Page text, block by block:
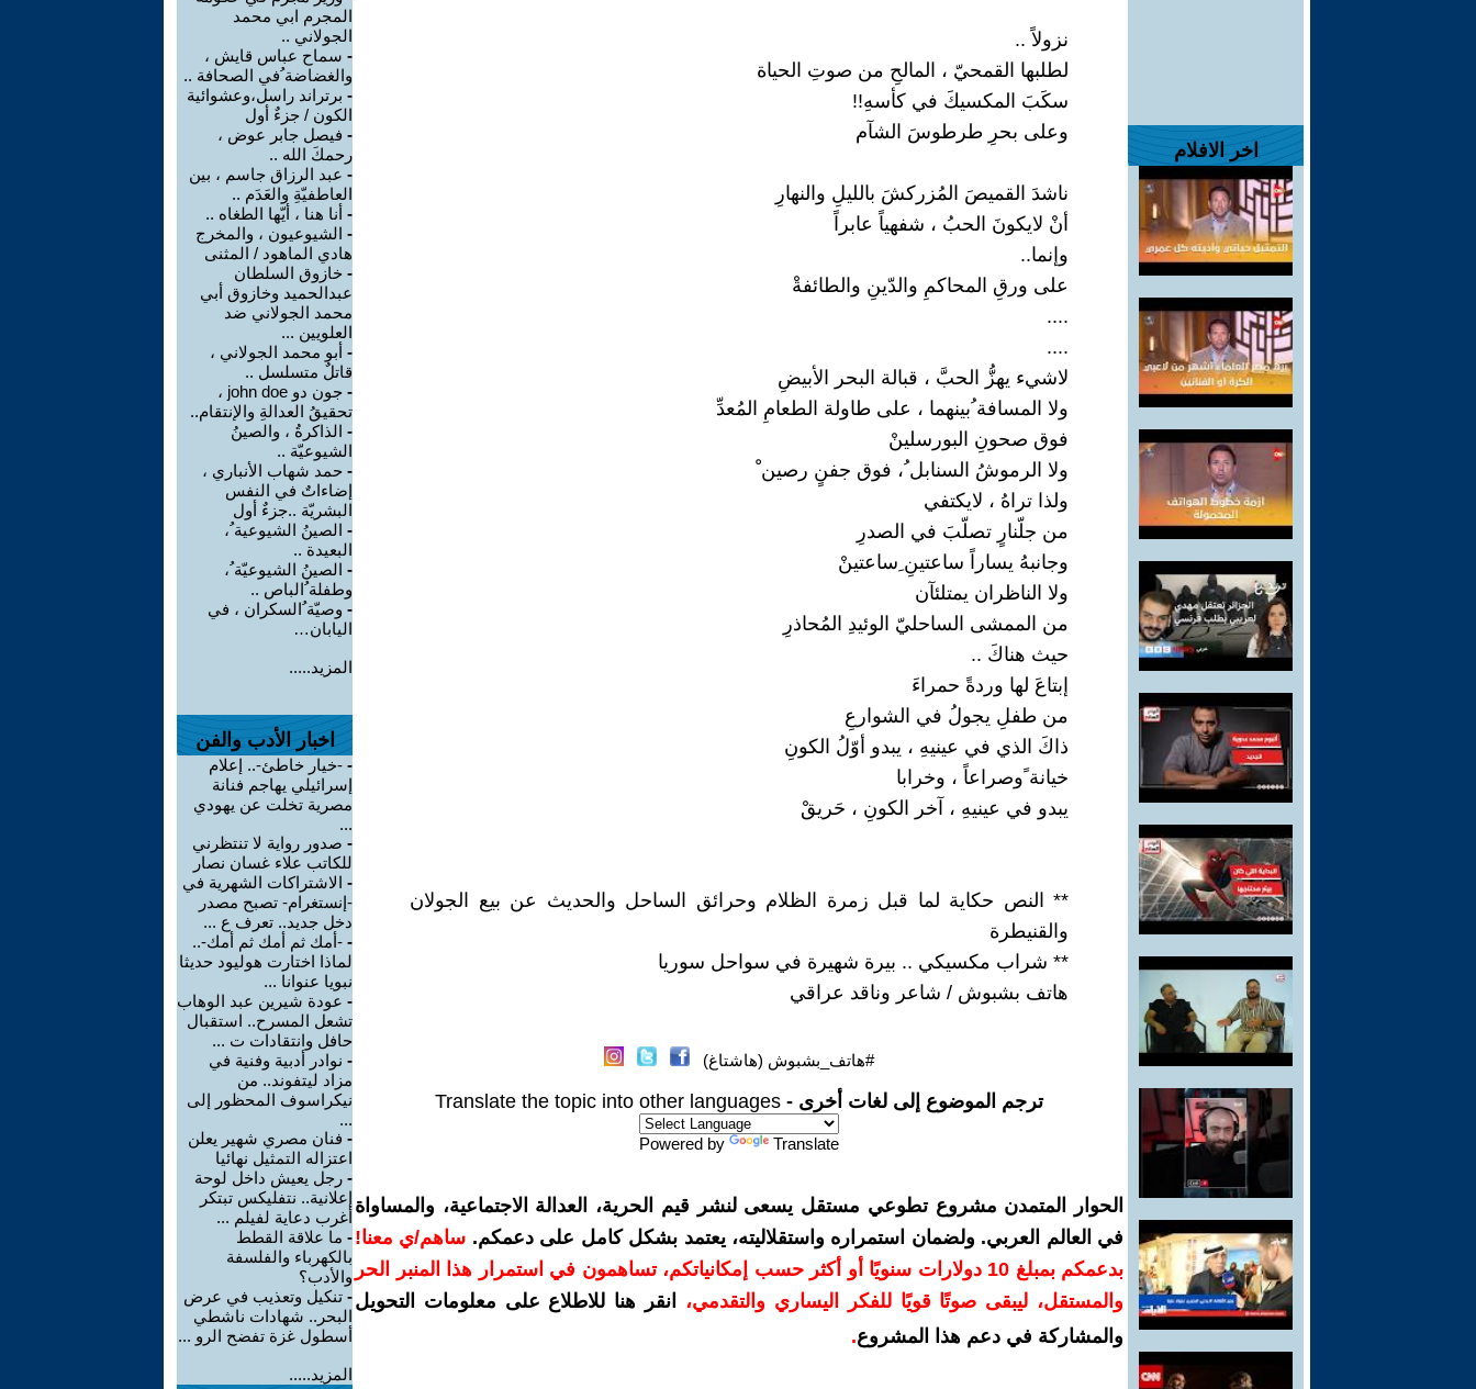
اخر الافلام
نزولاً ..
لطلبها القمحيّ ، المالحِ من صوتِ الحياة
سكَبَ المكسيكَ في كأسهِ!!
وعلى بحرِ طرطوسَ الشآم
ناشدَ القميصَ المُزركشَ بالليلِ والنهارِ
أنْ لايكونَ الحبُ ، شفهياً عابراً
وإنما..
على ورقِ المحاكمِ والدّينِ والطائفةْ
....
....
لاشيء يهزُّ الحبَّ ، قبالة البحر الأبيضِ
ولا المسافة ُبينهما ، على طاولة الطعامِ المُعدِّ
فوق صحونِ البورسلينْ
ولا الرموشُ السنابل ُ، فوق جفنٍ رصين ْ
ولذا تراهُ ، لايكتفي
من جلّنارٍ تصلّبَ في الصدرِ
وجانبهُ يساراً ساعتينِ ِساعتينْ
ولا الناظران يمتلئآن
من الممشى الساحليّ الوئيدِ المُحاذرِ
حيث هناكَ ..
إبتاعَ لها وردةً حمراءَ
من طفلِ يجولُ في الشوارعِ
ذاكَ الذي في عينيهِ ، يبدو أوّلُ الكونِ
خيانة ًوصراعاً ، وخرابا
يبدو في عينيهِ ، آخر الكونِ ، حَريقْ
** النص حكاية لما قبل زمرة الظلام وحرائق الساحل والحديث عن بيع الجولان
والقنيطرة
** شراب مكسيكي .. بيرة شهيرة في سواحل سوريا
هاتف بشبوش / شاعر وناقد عراقي
#هاتف_بشبوش (هاشتاغ)
ترجم الموضوع إلى لغات أخرى - Translate the topic into other languages
Powered by Translate
الحوار المتمدن مشروع تطوعي مستقل يسعى لنشر قيم الحرية، العدالة الاجتماعية، والمساواة
في العالم العربي. ولضمان استمراره واستقلاليته، يعتمد بشكل كامل على دعمكم. ساهم/ي معنا!
بدعمكم بمبلغ 10 دولارات سنويًا أو أكثر حسب إمكانياتكم، تساهمون في استمرار هذا المنبر الحر
والمستقل، ليبقى صوتًا قويًا للفكر اليساري والتقدمي،
انقر هنا للاطلاع على معلومات التحويل
والمشاركة في دعم هذا المشروع.
المجرم ابي محمد
الجولاني ..
- سماح عباس قايش ،
والغضاضة ُفي الصحافة ..
- برتراند راسل،وعشوائية
الكون / جزءٌ أول
- فيصل جابر عوض ،
رحمكَ الله ..
- عبد الرزاق جاسم ، بين
العاطفيّةِ والعَدَم ..
- أنا هنا ، أيّها الطغاه ..
- الشيوعيون ، والمخرج
هادي الماهود / المثنى
- خازوق السلطان
عبدالحميد وخازوق أبي
محمد الجولاني ضد
العلويين ...
- أبو محمد الجولاني ،
قاتلٌ متسلسل ..
-
جون دو john doe ،
تحقيقُ العدالةِ والإنتقام..
- الذاكرةُ ، والصينُ
الشيوعيّة ..
- حمد شهاب الأنباري ،
إضاءاتٌ في النفس
البشريّة ..جزءٌ أول
- الصينُ الشيوعية ُ،
البعيدة ..
- الصينُ الشيوعيّة ُ،
وطفلة ُالباص ..
- وصيّة ُالسكران ، في
اليابان…
المزيد.....
اخبار الأدب والفن
- -خيار خاطئ-.. إعلام
إسرائيلي يهاجم فنانة
مصرية تخلت عن يهودي
...
- صدور رواية لا تنتظرني
للكاتب علاء غسان نصار
- الاشتراكات الشهرية في
-إنستغرام- تصبح مصدر
دخل جديد.. تعرف ع ...
- -أمك ثم أمك ثم أمك-..
لماذا اختارت هوليود حديثا
نبويا عنوانا ...
- عودة شيرين عبد الوهاب
تشعل المسرح.. استقبال
حافل وانتقادات ت ...
- نوادر أدبية وفنية في
مزاد ليتفوند.. من
نيكراسوف المحظور إلى
...
- فنان مصري شهير يعلن
اعتزاله التمثيل نهائيا
- رجل يعيش داخل لوحة
إعلانية.. نتفليكس تبتكر
أغرب دعاية لفيلم ...
- ما علاقة القطط
بالكهرباء والفلسفة
والأدب؟
- تنكيل وتعذيب في عرض
البحر.. شهادات ناشطي
أسطول غزة تفضح الرو ...
المزيد.....